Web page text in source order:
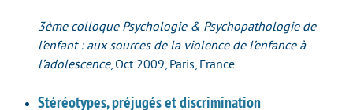
3ème colloque Psychologie & Psychopathologie de
l’enfant : aux sources de la violence de l’enfance à
l’adolescence, Oct 2009, Paris, France
Stéréotypes, préjugés et discrimination